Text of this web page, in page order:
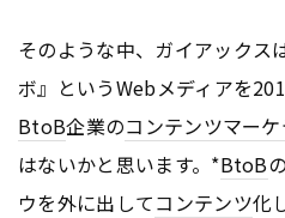
そのような中、ガイアックス
ボ』というWebメディアを
BtoB企業のコンテンツマー
はないかと思います。*BtoB
ウを外に出してコンテンツ化